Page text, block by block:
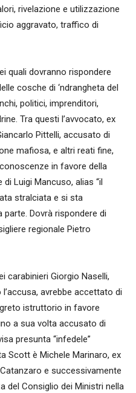
rivelazione e utilizzazione
aggravato, traffico di
quali dovranno rispondere
cosche di ‘ndrangheta del
politici, imprenditori,
Tra questi l’avvocato, ex
Pittelli, accusato di
mafiosa, e altri reati fine,
in favore della
Luigi Mancuso, alias “il
stralciata e si sta
Dovrà rispondere di
regionale Pietro
carabinieri Giorgio Naselli,
avrebbe accettato di
istruttorio in favore
a sua volta accusato di
presunta “infedele”
Scott è Michele Marinaro, ex
e successivamente
del Consiglio dei Ministri nella